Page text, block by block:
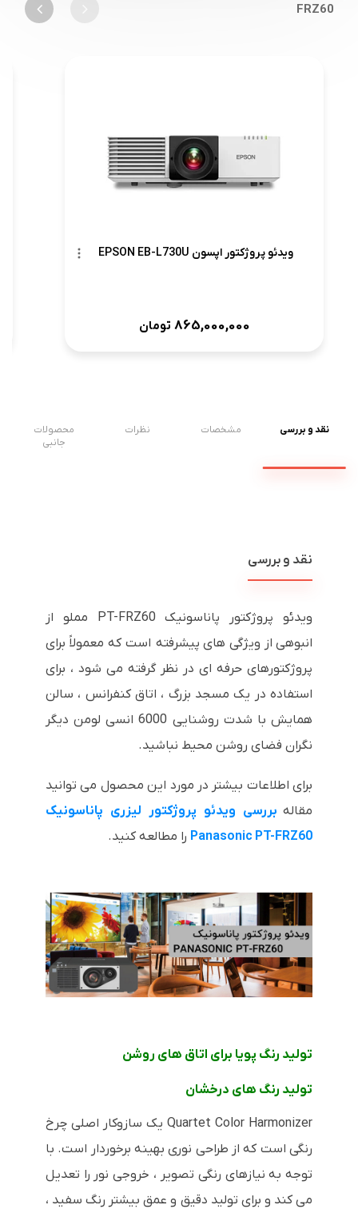
FRZ60
ویدئو پروژکتور اپسون EPSON EB-L730U
865,000,000 تومان
نقد و بررسی مشخصات نظرات
محصولات
جانبی
نقد و بررسی
ویدئو پروژکتور پاناسونیک PT-FRZ60 مملو از
انبوهی از ویژگی های پیشرفته است که معمولاً برای
پروژکتورهای حرفه ای در نظر گرفته می شود ، برای
استفاده در یک مسجد بزرگ ، اتاق کنفرانس ، سالن
همایش با شدت روشنایی 6000 انسی لومن دیگر
نگران فضای روشن محیط نباشید.
برای اطلاعات بیشتر در مورد این محصول می توانید
مقاله بررسی ویدئو پروژکتور لیزری پاناسونیک
Panasonic PT-FRZ60 را مطالعه کنید.
تولید رنگ پویا برای اتاق های روشن
تولید رنگ های درخشان
Quartet Color Harmonizer یک سازوکار اصلی چرخ
رنگی است که از طراحی نوری بهینه برخوردار است. با
توجه به نیازهای رنگی تصویر ، خروجی نور را تعدیل
می کند و برای تولید دقیق و عمق بیشتر رنگ سفید ،